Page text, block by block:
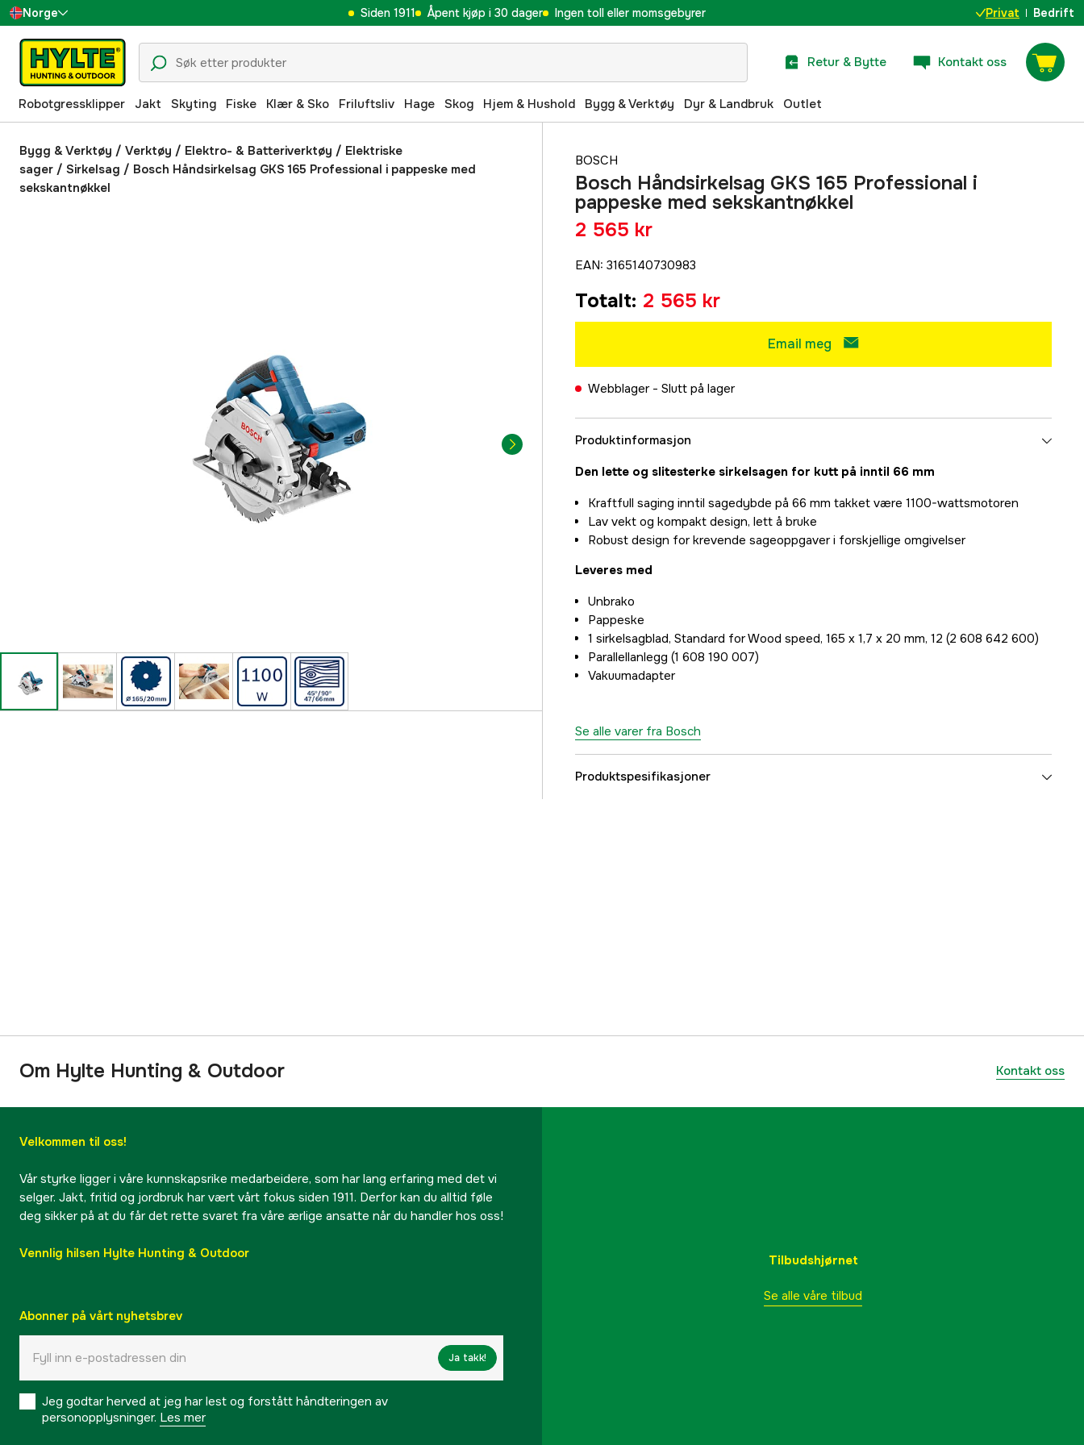
Norge
Sverige
Danmark
Suomi
Deutschland
Siden 1911 Åpent kjøp i 30 dager Ingen toll eller momsgebyrer Privat Bedrift
Retur & Bytte Kontakt oss
Robotgressklipper Jakt Skyting Fiske Klær & Sko Friluftsliv Hage Skog Hjem & Hushold Bygg & Verktøy Dyr & Landbruk Outlet
Bygg & Verktøy / Verktøy / Elektro- & Batteriverktøy / Elektriske
sager / Sirkelsag / Bosch Håndsirkelsag GKS 165 Professional i pappeske med
sekskantnøkkel
BOSCH
Bosch Håndsirkelsag GKS 165 Professional i
pappeske med sekskantnøkkel
2 565 kr
EAN: 3165140730983
Totalt: 2 565 kr
Email meg
Webblager - Slutt på lager
Produktinformasjon
Den lette og slitesterke sirkelsagen for kutt på inntil 66 mm
Kraftfull saging inntil sagedybde på 66 mm takket være 1100-wattsmotoren
Lav vekt og kompakt design, lett å bruke
Robust design for krevende sageoppgaver i forskjellige omgivelser
Leveres med
Unbrako
Pappeske
1 sirkelsagblad, Standard for Wood speed, 165 x 1,7 x 20 mm, 12 (2 608 642 600)
Parallellanlegg (1 608 190 007)
Vakuumadapter
Se alle varer fra Bosch
Produktspesifikasjoner
Om Hylte Hunting & Outdoor Kontakt oss
Velkommen til oss!
Vår styrke ligger i våre kunnskapsrike medarbeidere, som har lang erfaring med det vi
selger. Jakt, fritid og jordbruk har vært vårt fokus siden 1911. Derfor kan du alltid føle
deg sikker på at du får det rette svaret fra våre ærlige ansatte når du handler hos oss!
Vennlig hilsen Hylte Hunting & Outdoor
Abonner på vårt nyhetsbrev
Ja takk!
Jeg godtar herved at jeg har lest og forstått håndteringen av
personopplysninger. Les mer
Tilbudshjørnet
Se alle våre tilbud